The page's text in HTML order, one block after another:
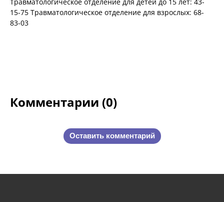
15-75 Травматологическое отделение для взрослых: 68-
83-03
Комментарии (0)
Оставить комментарий